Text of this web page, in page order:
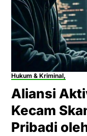
Hukum & Kriminal,
Aliansi
Kecam
Pribadi